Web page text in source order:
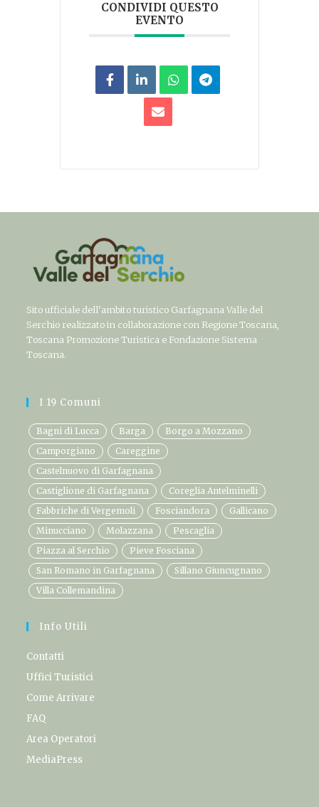
CONDIVIDI QUESTO
EVENTO
Sito ufficiale dell’ambito turistico Garfagnana Valle del
Serchio realizzato in collaborazione con Regione Toscana,
Toscana Promozione Turistica e Fondazione Sistema
Toscana.
I 19 Comuni
Bagni di Lucca Barga
Borgo a Mozzano
Camporgiano
Careggine
Castelnuovo di Garfagnana
Castiglione di Garfagnana
Coreglia Antelminelli
Fabbriche di Vergemoli
Fosciandora
Gallicano
Minucciano
Molazzana
Pescaglia
Piazza al Serchio
Pieve Fosciana
San Romano in Garfagnana
Sillano Giuncugnano
Villa Collemandina
Info Utili
Contatti
Uffici Turistici
Come Arrivare
FAQ
Area Operatori
MediaPress